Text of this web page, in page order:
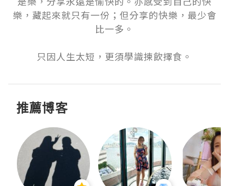
樂，藏起來就只有一份；但分享的快樂，最少會
比一多。
只因人生太短，更須學識揀飲擇食。
推薦博客